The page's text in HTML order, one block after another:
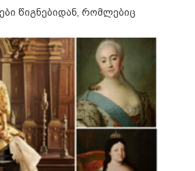
დამთავრების არ სჯეროდა...
წიგნებიდან, რომლებიც